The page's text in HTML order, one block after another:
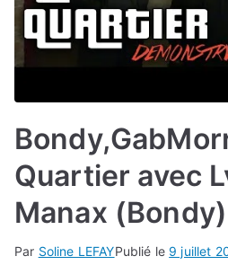
Quartier avec
Manax (Bondy)
Par Soline LEFAYPublié le 9 juillet